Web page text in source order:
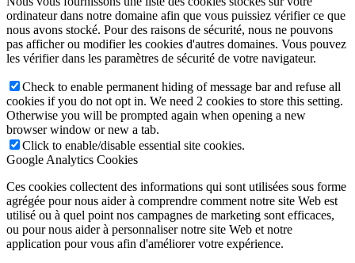
ordinateur dans notre domaine afin que vous puissiez vérifier ce que
nous avons stocké. Pour des raisons de sécurité, nous ne pouvons
pas afficher ou modifier les cookies d'autres domaines. Vous pouvez
les vérifier dans les paramètres de sécurité de votre navigateur.
Check to enable permanent hiding of message bar and refuse all
cookies if you do not opt in. We need 2 cookies to store this setting.
Otherwise you will be prompted again when opening a new
browser window or new a tab.
Click to enable/disable essential site cookies.
Google Analytics Cookies
Ces cookies collectent des informations qui sont utilisées sous forme
agrégée pour nous aider à comprendre comment notre site Web est
utilisé ou à quel point nos campagnes de marketing sont efficaces,
ou pour nous aider à personnaliser notre site Web et notre
application pour vous afin d'améliorer votre expérience.